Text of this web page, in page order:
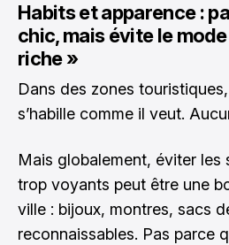
Habits et apparence :
chic, mais évite le
riche »
Dans des zones
s’habille comme il veut.
Mais globalement, éviter les
trop voyants peut être une
ville : bijoux, montres, sacs
reconnaissables. Pas parce